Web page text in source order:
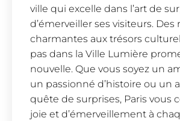
ville qui excelle dans l’art de
d’émerveiller ses visiteurs. Des
charmantes aux trésors
pas dans la Ville Lumière
nouvelle. Que vous soyez un
un passionné d’histoire ou un
quête de surprises, Paris vous
joie et d’émerveillement à